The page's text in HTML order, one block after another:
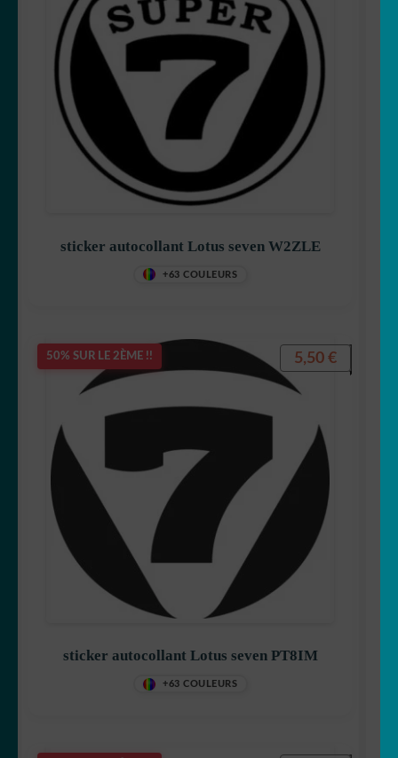
sticker autocollant Lotus seven W2ZLE
+63 COULEURS
50% SUR LE 2ÈME !!
sticker autocollant Lotus seven PT8IM
+63 COULEURS
5,50 €